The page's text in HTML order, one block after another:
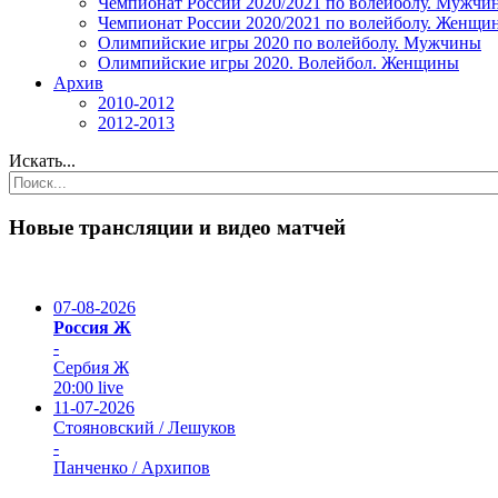
Чемпионат России 2020/2021 по волейболу.
Олимпийские игры 2020 по волейболу. Мужчины
Олимпийские игры 2020. Волейбол. Женщины
Архив
2010-2012
2012-2013
Искать...
Новые трансляции и видео матчей
07-08-2026
Россия Ж
-
Сербия Ж
20:00 live
11-07-2026
Стояновский / Лешуков
-
Панченко / Архипов